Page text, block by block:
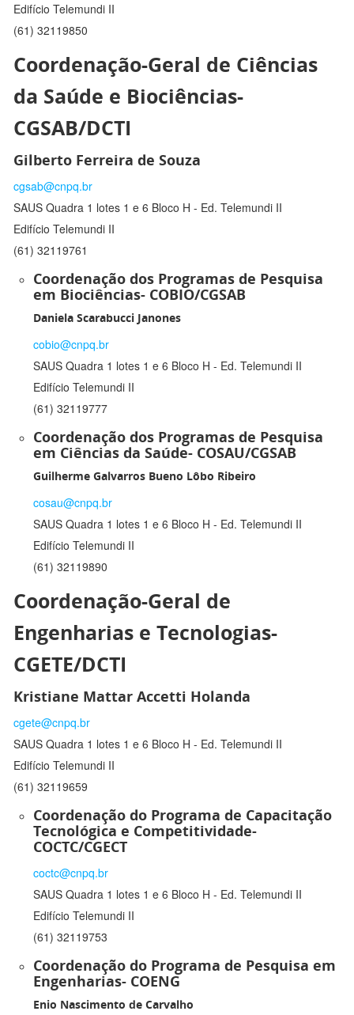
Edifício Telemundi II
(61) 32119850
Coordenação-Geral de Ciências
da Saúde e Biociências-
CGSAB/DCTI
Gilberto Ferreira de Souza
cgsab@cnpq.br
SAUS Quadra 1 lotes 1 e 6 Bloco H - Ed. Telemundi II
Edifício Telemundi II
(61) 32119761
Coordenação dos Programas de Pesquisa
em Biociências- COBIO/CGSAB
Daniela Scarabucci Janones
cobio@cnpq.br
SAUS Quadra 1 lotes 1 e 6 Bloco H - Ed. Telemundi II
Edifício Telemundi II
(61) 32119777
Coordenação dos Programas de Pesquisa
em Ciências da Saúde- COSAU/CGSAB
Guilherme Galvarros Bueno Lôbo Ribeiro
cosau@cnpq.br
SAUS Quadra 1 lotes 1 e 6 Bloco H - Ed. Telemundi II
Edifício Telemundi II
(61) 32119890
Coordenação-Geral de
Engenharias e Tecnologias-
CGETE/DCTI
Kristiane Mattar Accetti Holanda
cgete@cnpq.br
SAUS Quadra 1 lotes 1 e 6 Bloco H - Ed. Telemundi II
Edifício Telemundi II
(61) 32119659
Coordenação do Programa de Capacitação
Tecnológica e Competitividade-
COCTC/CGECT
coctc@cnpq.br
SAUS Quadra 1 lotes 1 e 6 Bloco H - Ed. Telemundi II
Edifício Telemundi II
(61) 32119753
Coordenação do Programa de Pesquisa em
Engenharias- COENG
Enio Nascimento de Carvalho